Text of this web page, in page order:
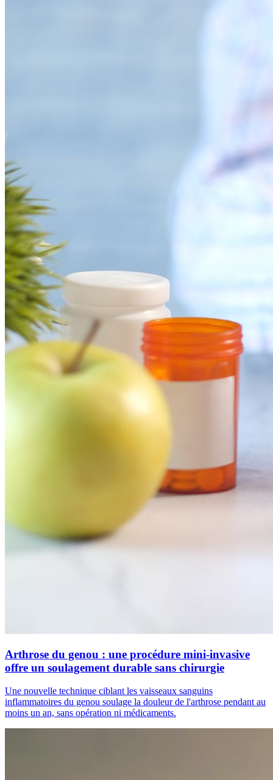
Arthrose du genou : une procédure mini-invasive
offre un soulagement durable sans chirurgie
Une nouvelle technique ciblant les vaisseaux sanguins
inflammatoires du genou soulage la douleur de l'arthrose pendant au
moins un an, sans opération ni médicaments.